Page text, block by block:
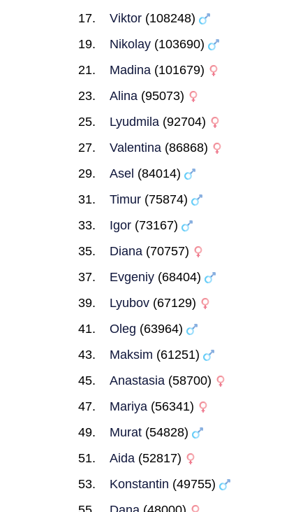
Viktor (108248)
Nikolay (103690)
Madina (101679)
Alina (95073)
Lyudmila (92704)
Valentina (86868)
Asel (84014)
Timur (75874)
Igor (73167)
Diana (70757)
Evgeniy (68404)
Lyubov (67129)
Oleg (63964)
Maksim (61251)
Anastasia (58700)
Mariya (56341)
Murat (54828)
Aida (52817)
Konstantin (49755)